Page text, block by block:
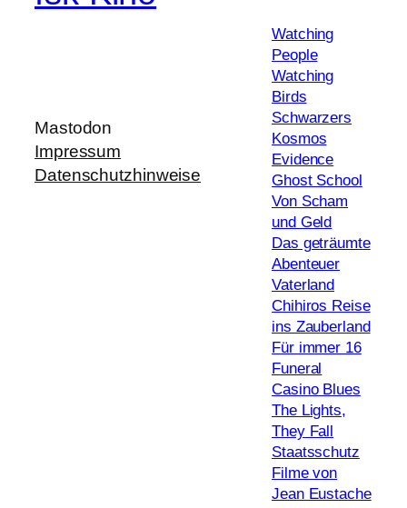
Mastodon
Impressum
Datenschutzhinweise
Watching
People
Watching
Birds
Schwarzers
Kosmos
Evidence
Ghost School
Von Scham
und Geld
Das geträumte
Abenteuer
Vaterland
Chihiros Reise
ins Zauberland
Für immer 16
Funeral
Casino Blues
The Lights,
They Fall
Staatsschutz
Filme von
Jean Eustache